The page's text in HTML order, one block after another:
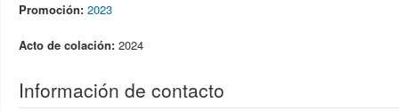
Promoción: 2023
Acto de colación: 2024
Información de contacto